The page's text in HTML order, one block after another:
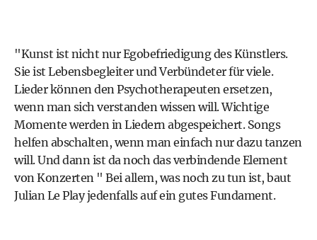
"Kunst ist nicht nur Egobefriedigung des Künstlers.
Sie ist Lebensbegleiter und Verbündeter für viele.
Lieder können den Psychotherapeuten ersetzen,
wenn man sich verstanden wissen will. Wichtige
Momente werden in Liedern abgespeichert. Songs
helfen abschalten, wenn man einfach nur dazu tanzen
will. Und dann ist da noch das verbindende Element
von Konzerten " Bei allem, was noch zu tun ist, baut
Julian Le Play jedenfalls auf ein gutes Fundament.